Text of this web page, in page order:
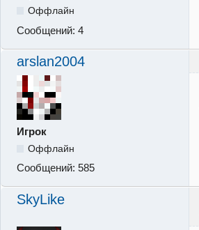
Оффлайн
Сообщений: 4
arslan2004
Игрок
Оффлайн
Сообщений: 585
SkyLike